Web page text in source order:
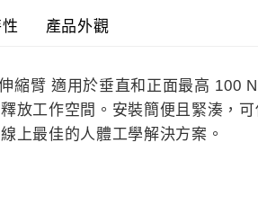
產品外觀
縮臂 適用於垂直和正面最高 100
放工作空間。安裝簡便且緊湊，
上最佳的人體工學解決方案。